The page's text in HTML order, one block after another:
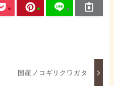
国産ノコギリクワガタ